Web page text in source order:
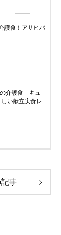
護食！アサヒバ
の介護食 キュ
い献立実食レ
記事